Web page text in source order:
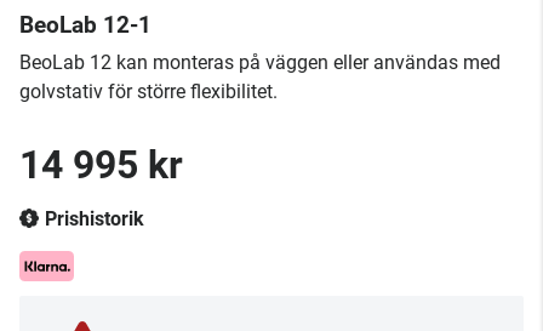
BeoLab 12-1
BeoLab 12 kan monteras på väggen eller användas med
golvstativ för större flexibilitet.
14 995 kr
Prishistorik